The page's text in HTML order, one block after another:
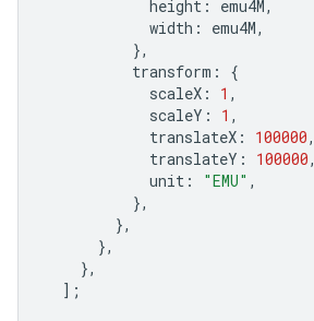
height : emu4M,
width : emu4M,
},
transform :
{
scaleX : 1 ,
scaleY : 1 ,
translateX : 100000,
translateY : 100000,
unit : "EMU" ,
},
},
},
},
];